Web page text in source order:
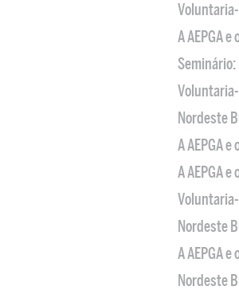
A AEPGA
Nordeste
A AEPGA
A AEPGA
Nordeste
A AEPGA
Nordeste